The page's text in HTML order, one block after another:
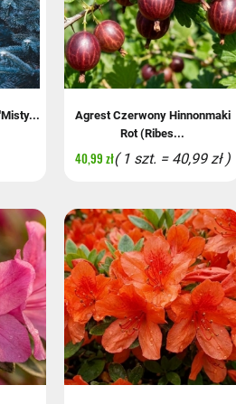
Agrest Czerwony Hinnonmaki
Rot (Ribes...
40,99 zł( 1 szt. = 40,99 zł )